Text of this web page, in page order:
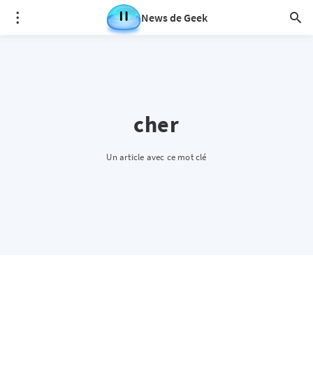
News de Geek
cher
Un article avec ce mot clé